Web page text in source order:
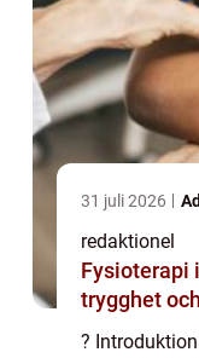
31 juli 2026
redaktionel
Fysioterapi i
trygghet
?